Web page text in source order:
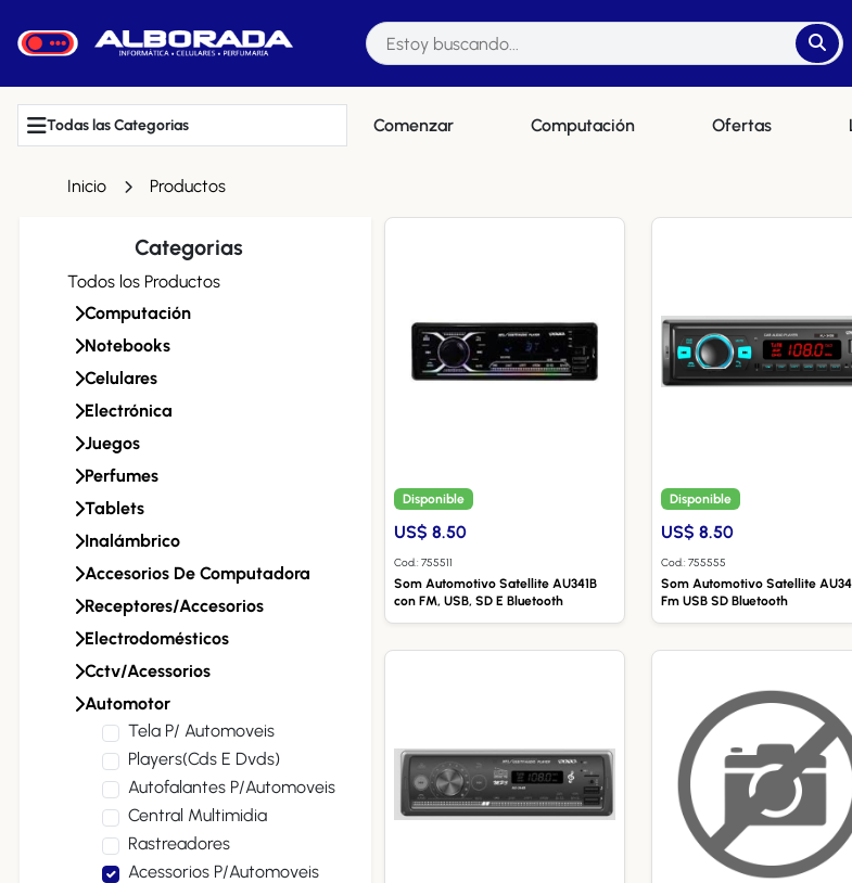
Todas las Categorias Comenzar Computación Ofertas
Inicio Productos
Categorias
Todos los Productos
Computación
Notebooks
Celulares
Electrónica
Juegos
Perfumes
Tablets
Inalámbrico
Accesorios De Computadora
Receptores/accesorios
Electrodomésticos
Cctv/acessorios
Automotor
Tela P/ Automoveis
Players(cds E Dvds)
Autofalantes P/automoveis
Central Multimidia
Rastreadores
Acessorios P/automoveis
Disponible
US$ 8.50
Cod.: 755511
Som Automotivo Satellite AU341B
con FM, USB, SD E Bluetooth
Disponible
US$ 8.50
Cod.: 755555
Som Automotivo Satellite
Fm USB SD Bluetooth